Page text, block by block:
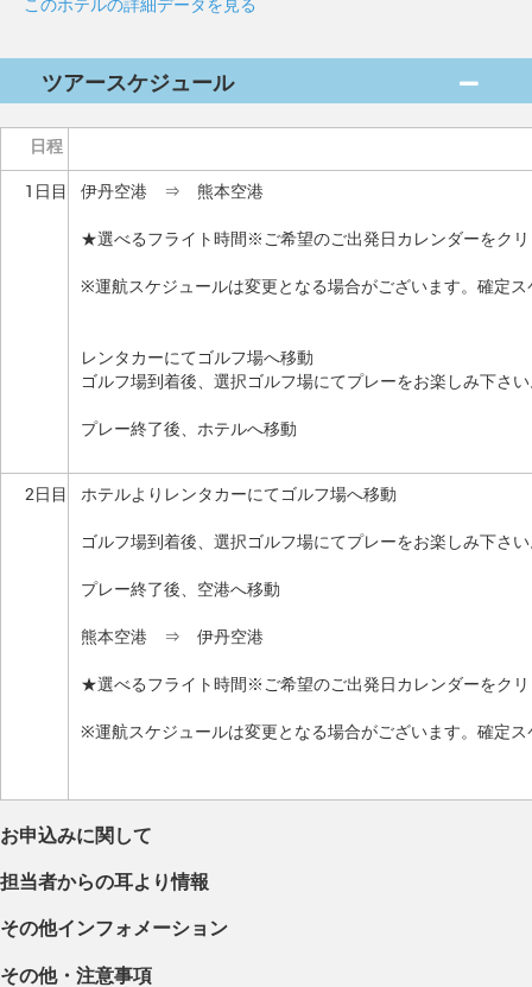
このホテルの詳細データを見る
ツアースケジュール
日程
1日目
伊丹空港 ⇒ 熊本空港
★選べるフライト時間※ご希望のご出発日カレンダーをク
※運航スケジュールは変更となる場合がございます。確定
レンタカーにてゴルフ場へ移動
ゴルフ場到着後、選択ゴルフ場にてプレーをお楽しみ下さ
プレー終了後、ホテルへ移動
2日目 ホテルよりレンタカーにてゴルフ場へ移動
ゴルフ場到着後、選択ゴルフ場にてプレーをお楽しみ下さ
プレー終了後、空港へ移動
熊本空港 ⇒ 伊丹空港
★選べるフライト時間※ご希望のご出発日カレンダーをク
※運航スケジュールは変更となる場合がございます。確定
お申込みに関して
担当者からの耳より情報
その他インフォメーション
その他・注意事項